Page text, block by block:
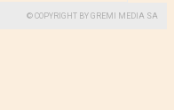
© COPYRIGHT BY GREMI MEDIA SA